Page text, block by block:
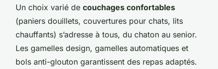
Un choix varié de couchages confortables
(paniers douillets, couvertures pour chats, lits
chauffants) s’adresse à tous, du chaton au senior.
Les gamelles design, gamelles automatiques et
bols anti-glouton garantissent des repas adaptés.